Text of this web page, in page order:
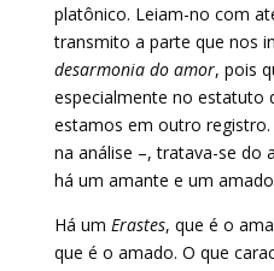
platônico. Leiam-no com
transmito a parte que nos
desarmonia do amor, pois
especialmente no estatuto
estamos em outro
na análise –, tratava-se do
há um amante e um
Há um Erastes, que é o
que é o amado. O que